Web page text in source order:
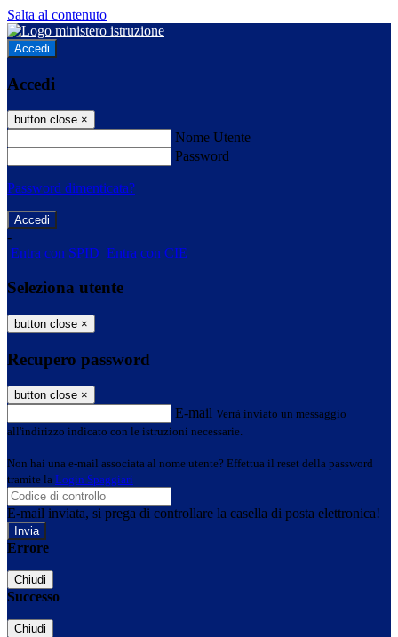
Salta al contenuto
Accedi
Accedi
button close ×
Nome Utente
Password
Password dimenticata?
-
Entra con SPID Entra con CIE
Seleziona utente
button close ×
Recupero password
button close ×
E-mail Verrà inviato un messaggio
all'indirizzo indicato con le istruzioni necessarie.
Non hai una e-mail associata al nome utente? Effettua il reset della password
tramite la Login Spaggiari
E-mail inviata, si prega di controllare la casella di posta elettronica!
Errore
Chiudi
Successo
Chiudi